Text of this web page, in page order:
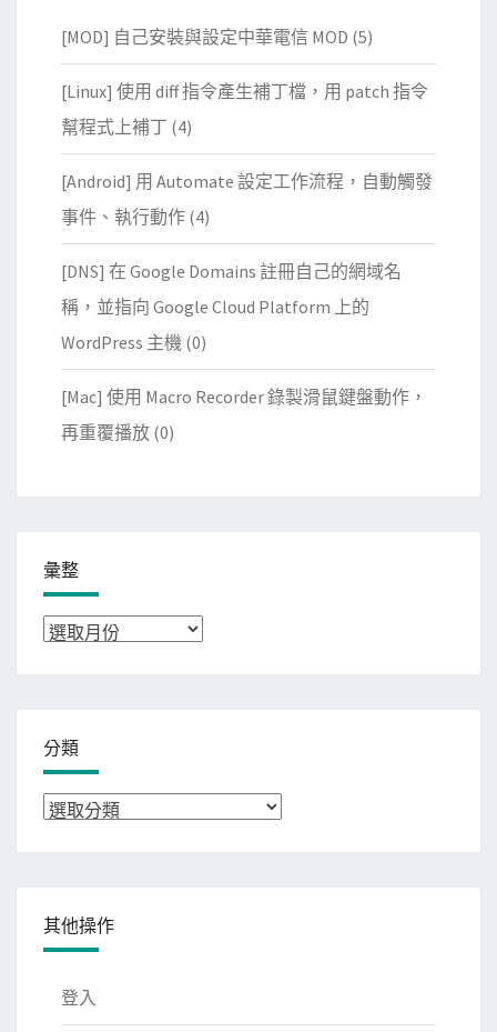
[MOD] 自己安裝與設定中華電信 MOD (5)
[Linux] 使用 diff 指令產生補丁檔，用 patch 指令
幫程式上補丁 (4)
[Android] 用 Automate 設定工作流程，自動觸發
事件、執行動作 (4)
[DNS] 在 Google Domains 註冊自己的網域名
稱，並指向 Google Cloud Platform 上的
WordPress 主機 (0)
[Mac] 使用 Macro Recorder 錄製滑鼠鍵盤動作，
再重覆播放 (0)
彙整
彙
分類
分
其他操作
登入